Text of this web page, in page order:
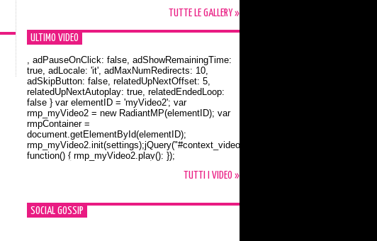
TUTTE LE GALLERY »
ULTIMO VIDEO
Orlando Bloom e la t-shirt dedicata a Flynn
, adPauseOnClick: false, adShowRemainingTime:
true, adLocale: 'it', adMaxNumRedirects: 10,
adSkipButton: false, relatedUpNextOffset: 5,
relatedUpNextAutoplay: true, relatedEndedLoop:
false } var elementID = 'myVideo2'; var
rmp_myVideo2 = new RadiantMP(elementID); var
rmpContainer =
document.getElementById(elementID);
rmp_myVideo2.init(settings);jQuery("#context_video2").one("mouseover",
function() { rmp_myVideo2.play(); });
TUTTI I VIDEO »
SOCIAL GOSSIP